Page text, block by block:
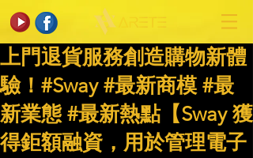
上門退貨服務創造購物新體
驗！#Sway #最新商模 #最
新業態 #最新熱點【Sway 獲
得鉅額融資，用於管理電子